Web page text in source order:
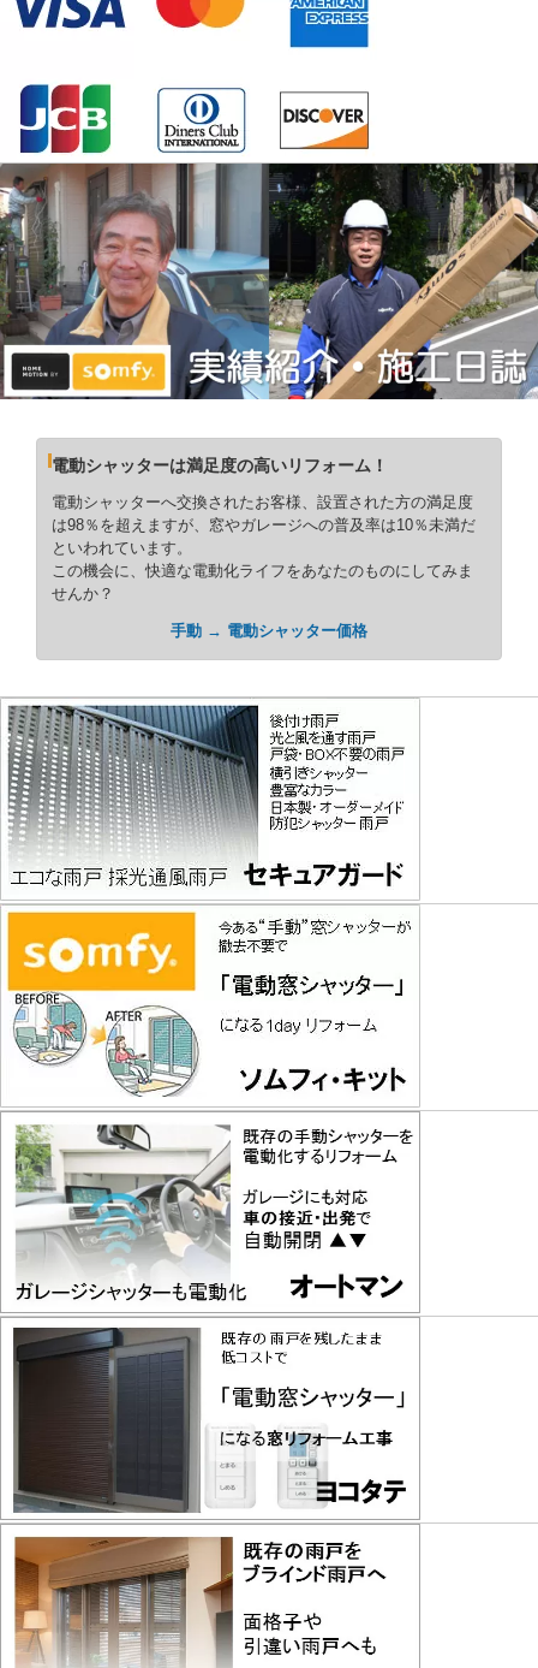
電動シャッターは満足度の高いリフォーム！
電動シャッターへ交換されたお客様、設置された方の満足度
は98％を超えますが、窓やガレージへの普及率は10％未満だ
といわれています。
この機会に、快適な電動化ライフをあなたのものにしてみま
せんか？
手動 → 電動シャッター価格